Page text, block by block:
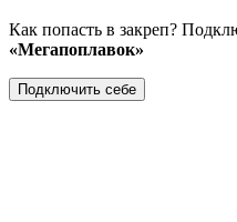
Как попасть в закреп?
«Мегапоплавок»
Подключить себе